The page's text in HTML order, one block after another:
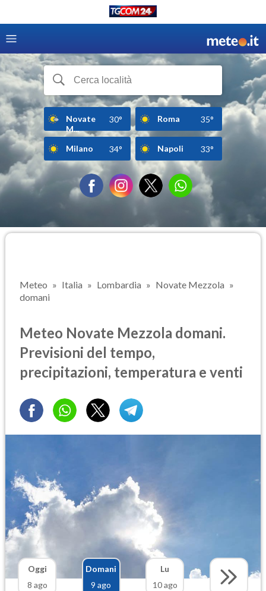
Novate
M...
30° Roma 35°
Milano 34° Napoli 33°
Meteo Italia Lombardia
Novate Mezzola
domani
Meteo Novate Mezzola domani.
Previsioni del tempo,
precipitazioni, temperatura e venti
Oggi
8 ago
Domani
9 ago
Lu
10 ago